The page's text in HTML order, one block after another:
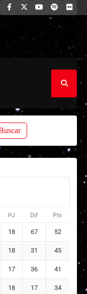
FACEBOOK YOUTUBE
SPOTIFY
PJ Dif Pts
18 67 52
18 31 45
17 36 41
18 17 34